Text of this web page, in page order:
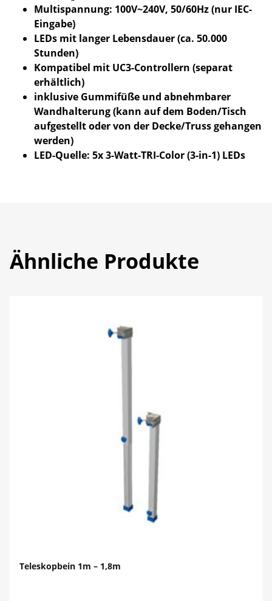
Multispannung: 100V~240V, 50/60Hz (nur IEC-
Eingabe)
LEDs mit langer Lebensdauer (ca. 50.000
Stunden)
Kompatibel mit UC3-Controllern (separat
erhältlich)
inklusive Gummifüße und abnehmbarer
Wandhalterung (kann auf dem Boden/Tisch
aufgestellt oder von der Decke/Truss gehangen
werden)
LED-Quelle: 5x 3-Watt-TRI-Color (3-in-1) LEDs
Ähnliche Produkte
Teleskopbein 1m – 1,8m